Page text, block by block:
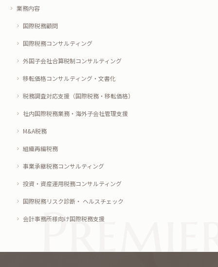
業務内容
国際税務顧問
国際税務コンサルティング
外国子会社合算税制コンサルティング
移転価格コンサルティング・文書化
税務調査対応支援（国際税務・移転価格）
社内国際税務業務・海外子会社管理支援
M&A税務
組織再編税務
事業承継税務コンサルティング
投資・資産運用税務コンサルティング
国際税務リスク診断・ ヘルスチェック
会計事務所様向け国際税務支援